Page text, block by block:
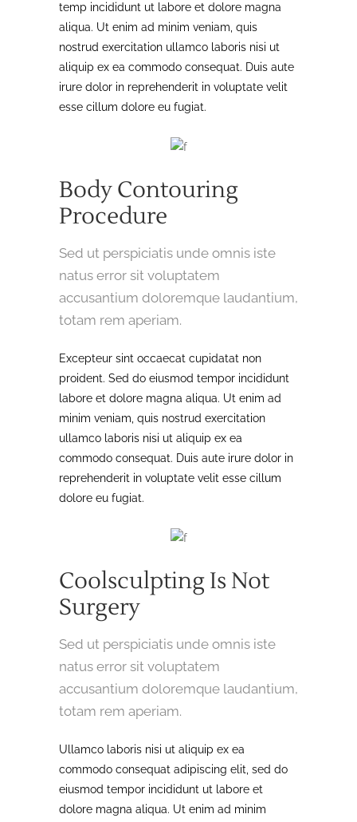
temp incididunt ut labore et dolore magna
aliqua. Ut enim ad minim veniam, quis
nostrud exercitation ullamco laboris nisi ut
aliquip ex ea commodo consequat. Duis aute
irure dolor in reprehenderit in voluptate velit
esse cillum dolore eu fugiat.
Body Contouring
Procedure
Sed ut perspiciatis unde omnis iste
natus error sit voluptatem
accusantium doloremque laudantium,
totam rem aperiam.
Excepteur sint occaecat cupidatat non
proident. Sed do eiusmod tempor incididunt
labore et dolore magna aliqua. Ut enim ad
minim veniam, quis nostrud exercitation
ullamco laboris nisi ut aliquip ex ea
commodo consequat. Duis aute irure dolor in
reprehenderit in voluptate velit esse cillum
dolore eu fugiat.
Coolsculpting Is Not
Surgery
Sed ut perspiciatis unde omnis iste
natus error sit voluptatem
accusantium doloremque laudantium,
totam rem aperiam.
Ullamco laboris nisi ut aliquip ex ea
commodo consequat adipiscing elit, sed do
eiusmod tempor incididunt ut labore et
dolore magna aliqua. Ut enim ad minim